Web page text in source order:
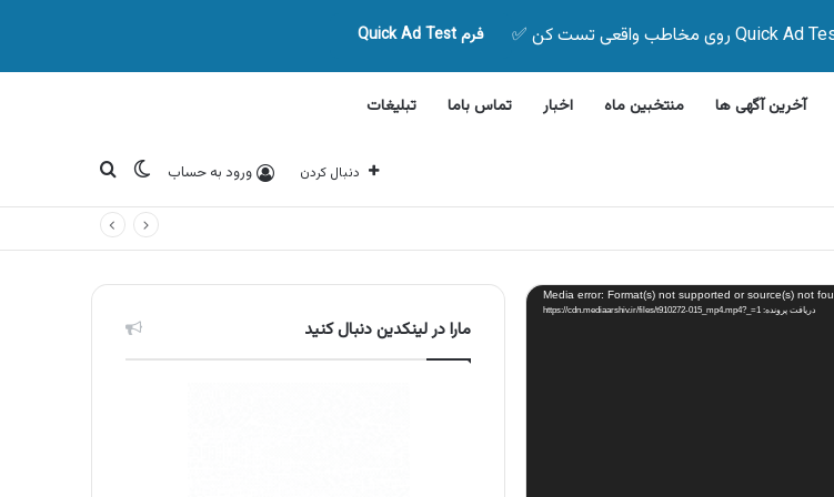
فرم Quick Ad Test
آخرین آگهی ها منتخبین ماه اخبار تماس باما تبلیغات
دنبال کردن ورود به حساب تغییر پوسته
جستجو برای
Media error: Format(s) not supported or source(s) not
دریافت پرونده: https://cdn.mediaarshiv.ir/files/t910272-015_mp4.mp4?_=1
مارا در لینکدین دنبال کنید